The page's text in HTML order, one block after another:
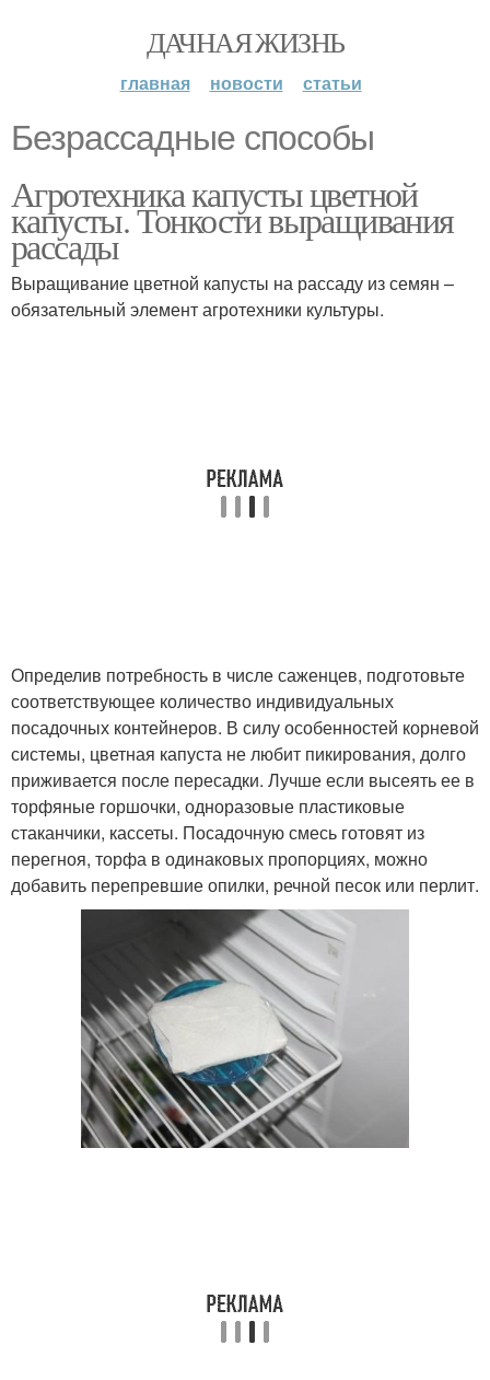
ДАЧНАЯ ЖИЗНЬ
главная новости статьи
Безрассадные способы
Агротехника капусты цветной
капусты. Тонкости выращивания
рассады
Выращивание цветной капусты на рассаду из семян –
обязательный элемент агротехники культуры.
Определив потребность в числе саженцев, подготовьте
соответствующее количество индивидуальных
посадочных контейнеров. В силу особенностей корневой
системы, цветная капуста не любит пикирования, долго
приживается после пересадки. Лучше если высеять ее в
торфяные горшочки, одноразовые пластиковые
стаканчики, кассеты. Посадочную смесь готовят из
перегноя, торфа в одинаковых пропорциях, можно
добавить перепревшие опилки, речной песок или перлит.